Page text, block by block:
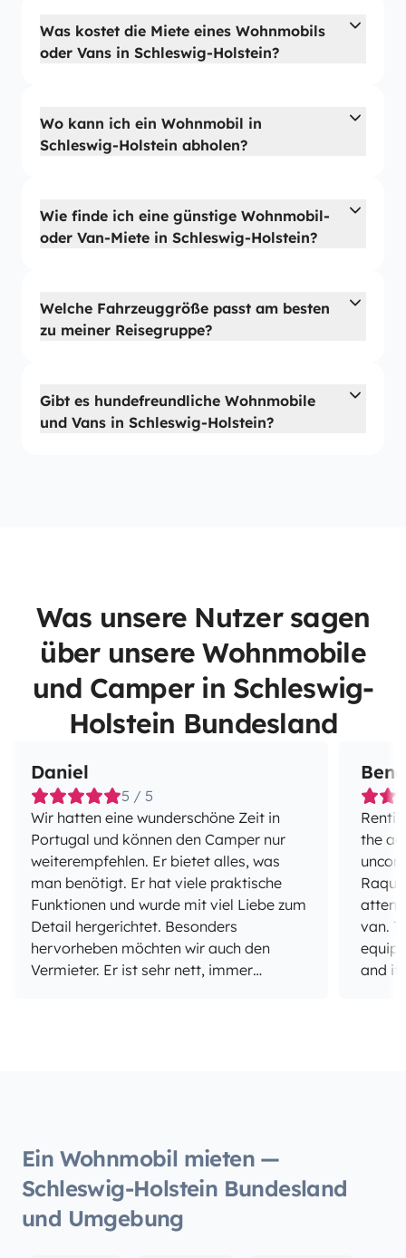
Was kostet die Miete eines Wohnmobils
oder Vans in Schleswig-Holstein?
Wo kann ich ein Wohnmobil in
Schleswig-Holstein abholen?
Wie finde ich eine günstige Wohnmobil-
oder Van-Miete in Schleswig-Holstein?
Welche Fahrzeuggröße passt am besten
zu meiner Reisegruppe?
Gibt es hundefreundliche Wohnmobile
und Vans in Schleswig-Holstein?
Was unsere Nutzer sagen
über unsere Wohnmobile
und Camper in Schleswig-
Holstein Bundesland
Daniel
5 / 5
Wir hatten eine wunderschöne Zeit in
Portugal und können den Camper nur
weiterempfehlen. Er bietet alles, was
man benötigt. Er hat viele praktische
Funktionen und wurde mit viel Liebe zum
Detail hergerichtet. Besonders
hervorheben möchten wir auch den
Vermieter. Er ist sehr nett, immer
kommuniziert, sodass wir uns von
Anfang an bestens aufgehoben gefühlt
haben. Wir hatten eine sehr schöne Zeit
und würden den Camper jederzeit
the
van. The van itself is so cute and comfy
and it
Ein Wohnmobil mieten —
Schleswig-Holstein Bundesland
und Umgebung